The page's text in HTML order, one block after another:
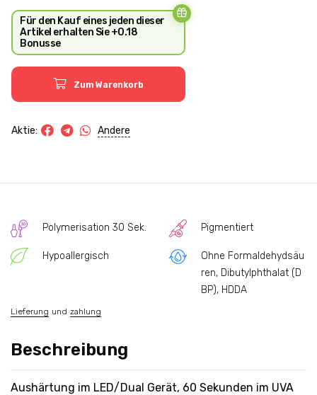
Für den Kauf eines jeden dieser
Artikel erhalten Sie +0.18
Bonusse
Zum Warenkorb
Aktie: Andere
Polymerisation 30 Sek. Pigmentiert
Hypoallergisch
Ohne Formaldehydsäu
ren, Dibutylphthalat (D
BP), HDDA
Lieferung und zahlung
Beschreibung
Aushärtung im LED/Dual Gerät, 60 Sekunden im UVA